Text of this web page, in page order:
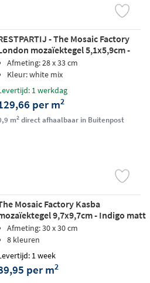
- The Mosaic Factory
mozaïektegel 5,1x5,9cm -
mix matt (RESTPARTIJ, 0,91
Afmeting: 28 x 33 cm
Kleur: white mix
Levertijd: 1 werkdag
per m2
m2direct afhaalbaar in Buitenpost
Mosaic Factory Kasba
9,7x9,7cm - Indigo matt
Afmeting: 30 x 30 cm
8 kleuren
Levertijd: 1 week
per m2